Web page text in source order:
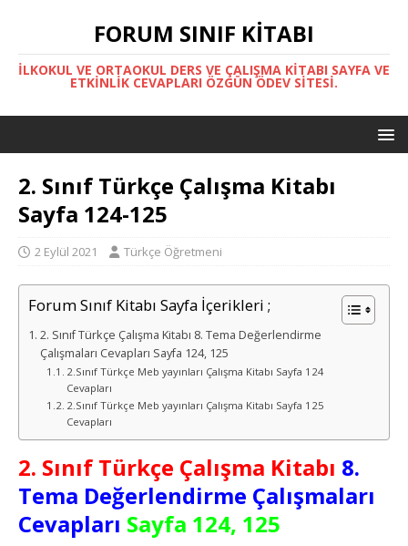
FORUM SINIF KITABI
İLKOKUL VE ORTAOKUL DERS VE ÇALIŞMA KITABI SAYFA VE
ETKINLIK CEVAPLARI ÖZGÜN ÖDEV SITESI.
2. Sınıf Türkçe Çalışma Kitabı
Sayfa 124-125
2 Eylül 2021 Türkçe Öğretmeni
Forum Sınıf Kitabı Sayfa İçerikleri ;
2. Sınıf Türkçe Çalışma Kitabı 8. Tema Değerlendirme
Çalışmaları Cevapları Sayfa 124, 125
2.Sınıf Türkçe Meb yayınları Çalışma Kitabı Sayfa 124
Cevapları
2.Sınıf Türkçe Meb yayınları Çalışma Kitabı Sayfa 125
Cevapları
2. Sınıf Türkçe Çalışma Kitabı 8.
Tema Değerlendirme Çalışmaları
Cevapları Sayfa 124, 125